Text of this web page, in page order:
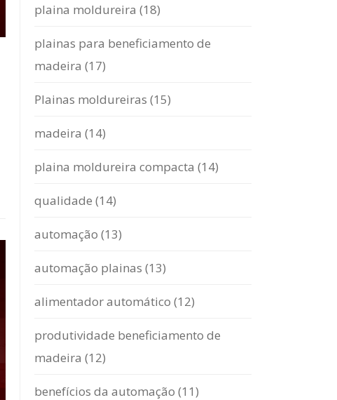
plaina moldureira (18)
plainas para beneficiamento de
madeira (17)
Plainas moldureiras (15)
madeira (14)
plaina moldureira compacta (14)
qualidade (14)
automação (13)
automação plainas (13)
alimentador automático (12)
produtividade beneficiamento de
madeira (12)
benefícios da automação (11)